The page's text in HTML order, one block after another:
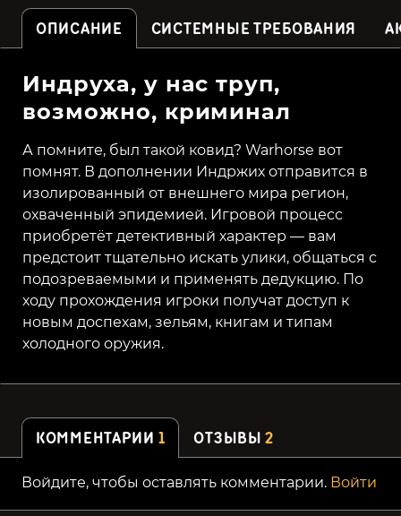
ОПИСАНИЕ СИСТЕМНЫЕ ТРЕБОВАНИЯ
Индруха, у нас труп,
возможно, криминал
А помните, был такой ковид? Warhorse вот
помнят. В дополнении Индржих отправится в
изолированный от внешнего мира регион,
охваченный эпидемией. Игровой процесс
приобретёт детективный характер — вам
предстоит тщательно искать улики, общаться с
подозреваемыми и применять дедукцию. По
ходу прохождения игроки получат доступ к
новым доспехам, зельям, книгам и типам
холодного оружия.
КОММЕНТАРИИ 1 ОТЗЫВЫ2
Войдите, чтобы оставлять комментарии. Войти